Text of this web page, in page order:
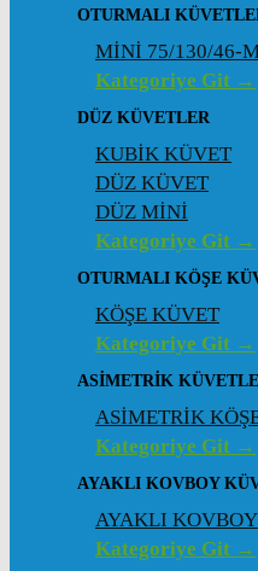
OTURMALI
MİNİ 75/130/46-
Kategoriye Git →
DÜZ KÜVETLER
KUBİK KÜVET
DÜZ KÜVET
DÜZ MİNİ
Kategoriye Git →
OTURMALI KÖŞE
KÖŞE KÜVET
Kategoriye Git →
ASIMETRIK
ASİMETRİK
Kategoriye Git →
AYAKLI KOVBOY
AYAKLI
Kategoriye Git →